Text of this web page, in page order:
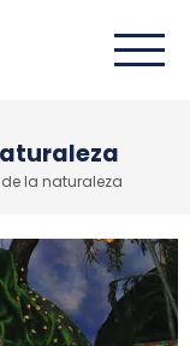
de la naturaleza